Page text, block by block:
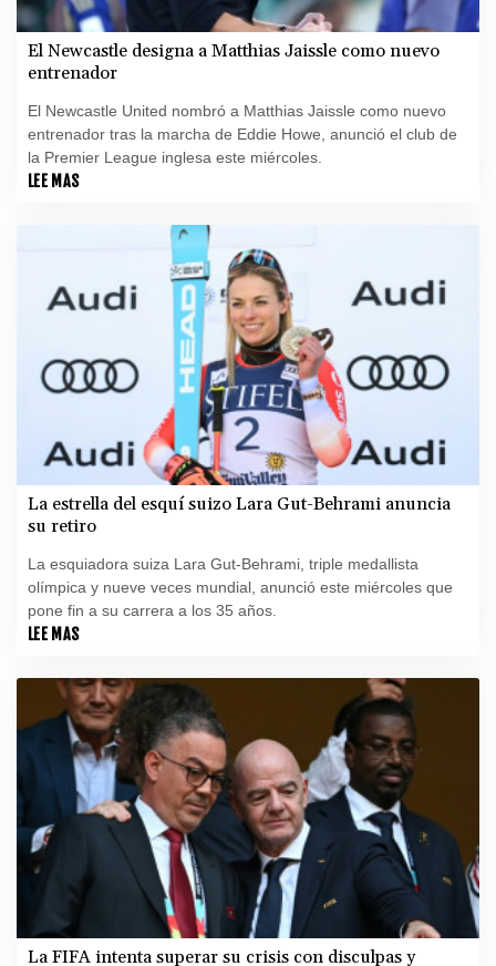
El Newcastle designa a Matthias Jaissle como nuevo
entrenador
El Newcastle United nombró a Matthias Jaissle como nuevo
entrenador tras la marcha de Eddie Howe, anunció el club de
la Premier League inglesa este miércoles.
LEE MAS
La estrella del esquí suizo Lara Gut-Behrami anuncia
su retiro
La esquiadora suiza Lara Gut-Behrami, triple medallista
olímpica y nueve veces mundial, anunció este miércoles que
pone fin a su carrera a los 35 años.
LEE MAS
La FIFA intenta superar su crisis con disculpas y